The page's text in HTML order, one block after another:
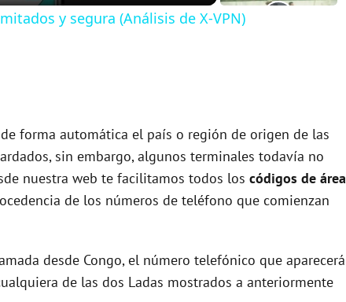
y segura (Análisis de X-VPN)
forma automática el país o región de origen de las
sin embargo, algunos terminales todavía no
nuestra web te facilitamos todos los códigos de área
de los números de teléfono que comienzan
desde Congo, el número telefónico que aparecerá
de las dos Ladas mostrados a anteriormente